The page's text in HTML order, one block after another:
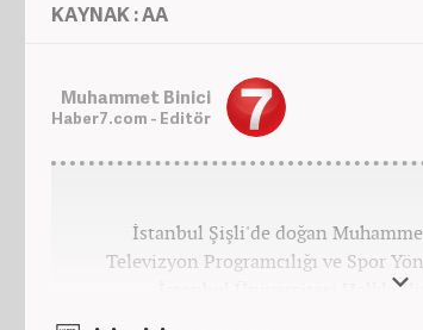
KAYNAK : AA
Muhammet Binici
Haber7.com - Editör
İstanbul Şişli'de doğan
Televizyon Programcılığı ve Spor
İstanbul Üniversitesi Halkla